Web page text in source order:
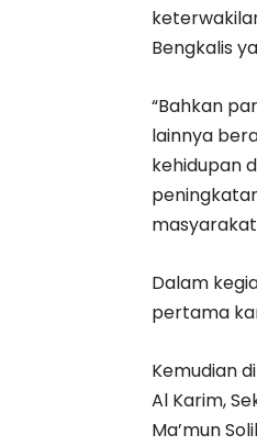
Bengkalis
“Bahkan
lainnya
kehidupan
Dalam
pertama
Kemudian
Al Karim,
Ma’mun